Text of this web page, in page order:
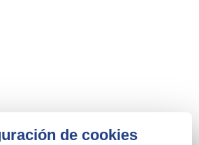
de cookies